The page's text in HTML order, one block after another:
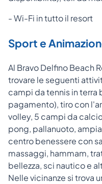
- Wi-Fi in tutto il resort
Sport e
Al Bravo Delfino Beach
trovare le seguenti
campi da tennis in terra
pagamento), tiro con
volley, 5 campi da
pong, pallanuoto,
centro benessere con
massaggi, hammam,
bellezza, sci nautico e
Nelle vicinanze si trova